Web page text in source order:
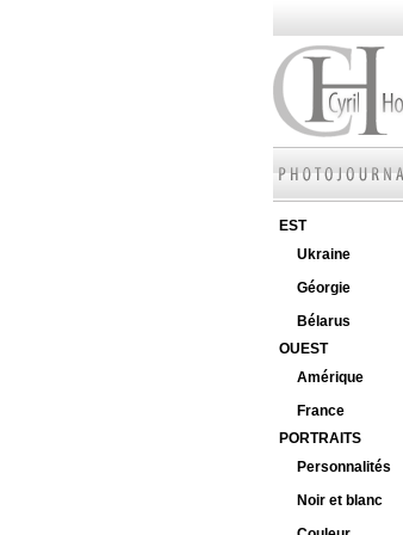
EST
Ukraine
Géorgie
Bélarus
OUEST
Amérique
France
PORTRAITS
Personnalités
Noir et blanc